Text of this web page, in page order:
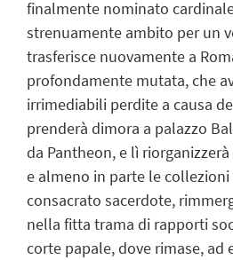
finalmente nominato
strenuamente ambito per un
trasferisce nuovamente a
profondamente mutata, che
irrimediabili perdite a causa
prenderà dimora a palazzo
da Pantheon, e lì
e almeno in parte le
consacrato sacerdote,
nella fitta trama di rapporti
corte papale, dove rimase, ad